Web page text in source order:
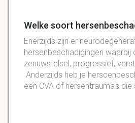
Welke soort
Enerzijds zijn er
hersenbeschadigingen waarbij
zenuwstelsel, progressief,
Anderzijds heb je
een CVA of hersentrauma's